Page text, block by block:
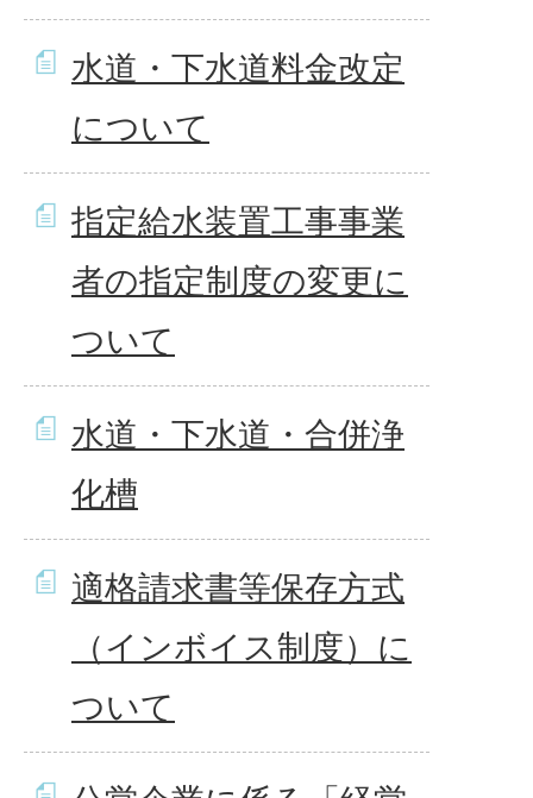
水道・下水道料金改定
について
指定給水装置工事事業
者の指定制度の変更に
ついて
水道・下水道・合併浄
化槽
適格請求書等保存方式
（インボイス制度）に
ついて